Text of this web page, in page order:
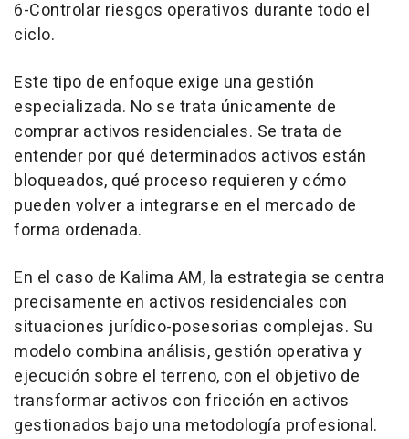
6-Controlar riesgos operativos durante todo el
ciclo.
Este tipo de enfoque exige una gestión
especializada. No se trata únicamente de
comprar activos residenciales. Se trata de
entender por qué determinados activos están
bloqueados, qué proceso requieren y cómo
pueden volver a integrarse en el mercado de
forma ordenada.
En el caso de Kalima AM, la estrategia se centra
precisamente en activos residenciales con
situaciones jurídico-posesorias complejas. Su
modelo combina análisis, gestión operativa y
ejecución sobre el terreno, con el objetivo de
transformar activos con fricción en activos
gestionados bajo una metodología profesional.